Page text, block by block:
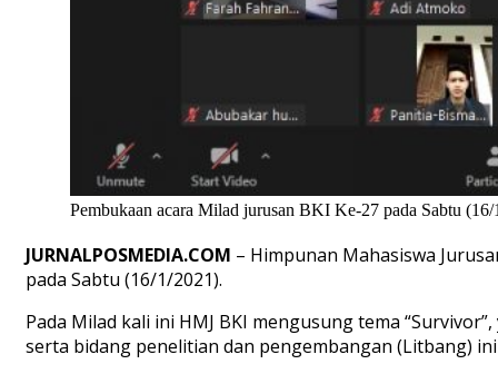
Pembukaan acara Milad jurusan BKI Ke-27 pada Sabtu
JURNALPOSMEDIA.COM – Himpunan Mahasiswa
pada Sabtu (16/1/2021).
Pada Milad kali ini HMJ BKI mengusung tema
serta bidang penelitian dan pengembangan (Litbang)